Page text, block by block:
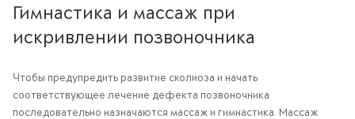
Гимнастика и массаж при
искривлении позвоночника
Чтобы предупредить развитие сколиоза и начать
соответствующее лечение дефекта позвоночника
последовательно назначаются массаж и гимнастика. Массаж